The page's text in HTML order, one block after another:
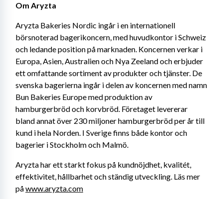
Om Aryzta
Aryzta Bakeries Nordic ingår i en internationell
börsnoterad bagerikoncern, med huvudkontor i Schweiz
och ledande position på marknaden. Koncernen verkar i
Europa, Asien, Australien och Nya Zeeland och erbjuder
ett omfattande sortiment av produkter och tjänster. De
svenska bagerierna ingår i delen av koncernen med namn
Bun Bakeries Europe med produktion av
hamburgerbröd och korvbröd. Företaget levererar
bland annat över 230 miljoner hamburgerbröd per år till
kund i hela Norden. I Sverige finns både kontor och
bagerier i Stockholm och Malmö.
Aryzta har ett starkt fokus på kundnöjdhet, kvalitét,
effektivitet, hållbarhet och ständig utveckling. Läs mer
på www.aryzta.com